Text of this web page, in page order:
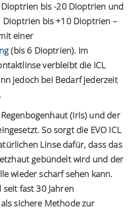
bis -20 Dioptrien und
Dioptrien bis +10 Dioptrien –
einer
(bis 6 Dioptrien). Im
verbleibt die ICL
jedoch bei Bedarf jederzeit
(Iris) und der
So sorgt die EVO ICL
Linse dafür, dass das
gebündelt wird und der
wieder scharf sehen kann.
fast 30 Jahren
sichere Methode zur